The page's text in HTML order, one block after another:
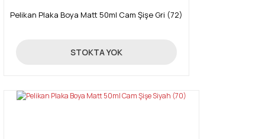
Pelikan Plaka Boya Matt 50ml Cam Şişe Gri (72)
89,00 TL
STOKTA YOK